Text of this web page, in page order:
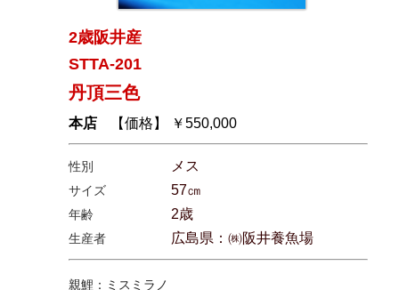
2歳阪井産
STTA-201
丹頂三色
本店 【価格】 ￥550,000
性別 メス
サイズ 57㎝
年齢 2歳
生産者 広島県：㈱阪井養魚場
親鯉：ミスミラノ